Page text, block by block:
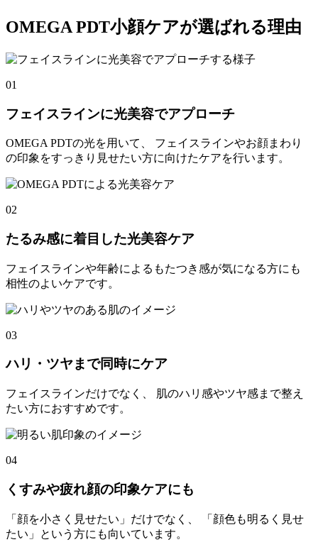
OMEGA PDT小顔ケアが選ばれる理由
01
フェイスラインに光美容でアプローチ
OMEGA PDTの光を用いて、 フェイスラインやお顔まわり
の印象をすっきり見せたい方に向けたケアを行います。
02
たるみ感に着目した光美容ケア
フェイスラインや年齢によるもたつき感が気になる方にも
相性のよいケアです。
03
ハリ・ツヤまで同時にケア
フェイスラインだけでなく、 肌のハリ感やツヤ感まで整え
たい方におすすめです。
04
くすみや疲れ顔の印象ケアにも
「顔を小さく見せたい」だけでなく、 「顔色も明るく見せ
たい」という方にも向いています。